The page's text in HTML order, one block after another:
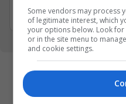
Some vendors may process
of legitimate interest, which
your options below. Look
or in the site menu to
and cookie settings.